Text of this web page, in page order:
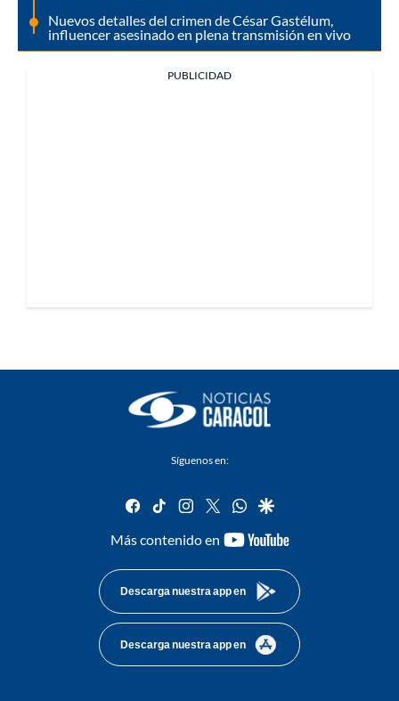
Nuevos detalles del crimen de César Gastélum,
influencer asesinado en plena transmisión en vivo
PUBLICIDAD
Síguenos en:
facebook
tiktok instagram
twitterwhatsapp
google
Más contenido en
youtube-
Descarga nuestra app en
Descarga nuestra app en